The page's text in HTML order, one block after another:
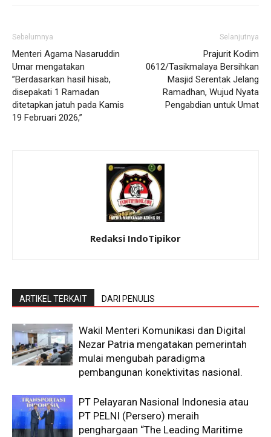
Sebelumnya
Menteri Agama Nasaruddin
Umar mengatakan
”Berdasarkan hasil hisab,
disepakati 1 Ramadan
ditetapkan jatuh pada Kamis
19 Februari 2026,”
Selanjutnya
Prajurit Kodim
0612/Tasikmalaya Bersihkan
Masjid Serentak Jelang
Ramadhan, Wujud Nyata
Pengabdian untuk Umat
Redaksi IndoTipikor
ARTIKEL TERKAIT DARI PENULIS
Wakil Menteri Komunikasi dan Digital
Nezar Patria mengatakan pemerintah
mulai mengubah paradigma
pembangunan konektivitas nasional.
PT Pelayaran Nasional Indonesia atau
PT PELNI (Persero) meraih
penghargaan “The Leading Maritime